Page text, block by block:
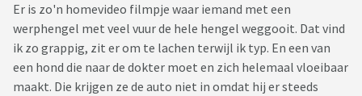
Er is zo'n homevideo filmpje waar iemand met een
werphengel met veel vuur de hele hengel weggooit. Dat vind
ik zo grappig, zit er om te lachen terwijl ik typ. En een van
een hond die naar de dokter moet en zich helemaal vloeibaar
maakt. Die krijgen ze de auto niet in omdat hij er steeds